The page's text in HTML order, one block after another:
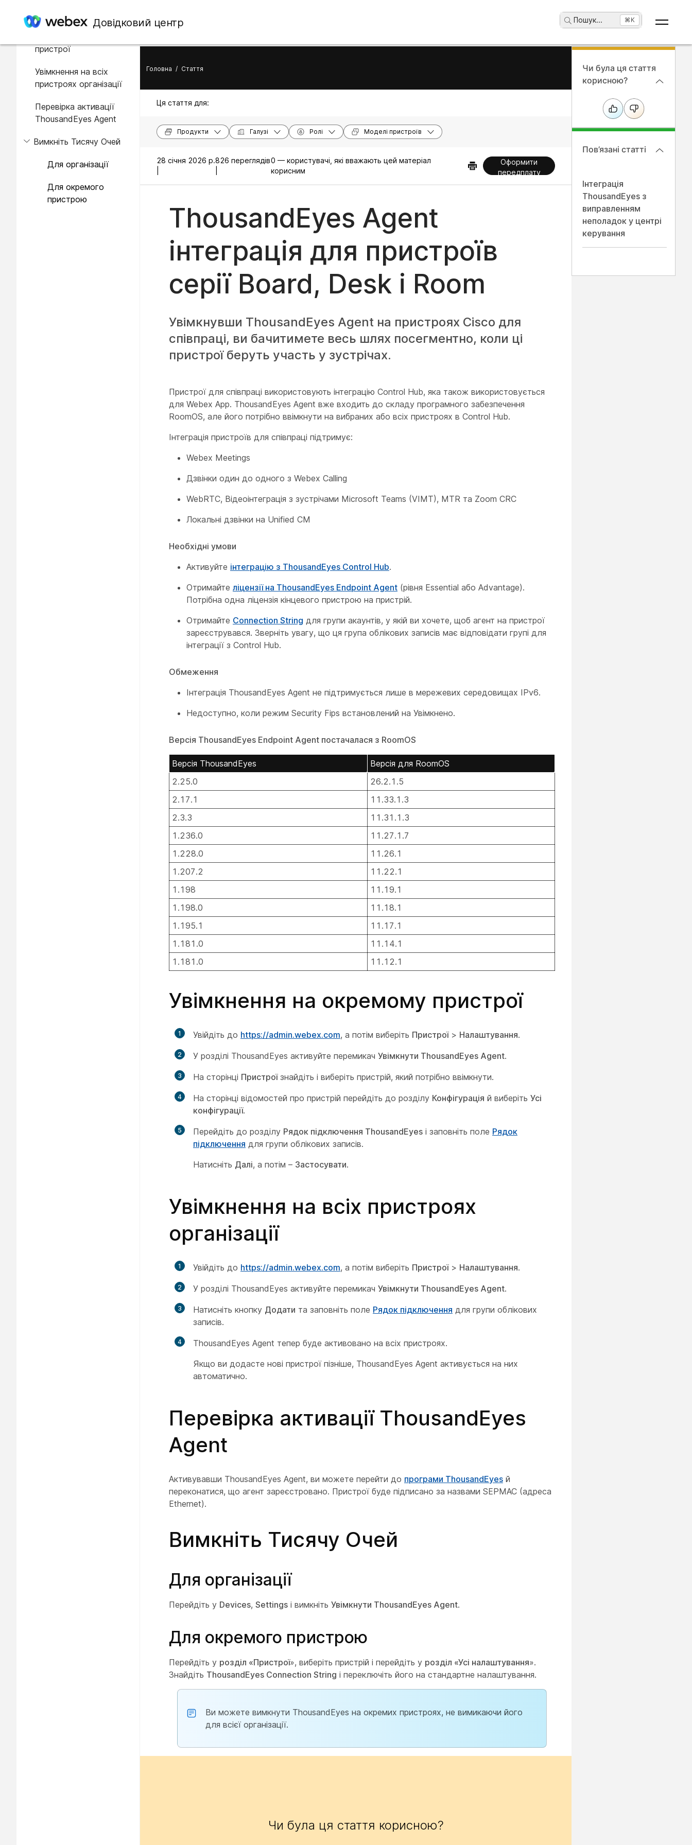
Довідковий центр Пошук... ⌘K
У цій статті
пристрої
Увімкнення на всіх
пристроях організації
Перевірка активації
ThousandEyes Agent
Вимкніть Тисячу Очей
Для організації
Для окремого
пристрою
Головна / Стаття
Ця стаття для:
Продукти Галузі Ролі Моделі пристроїв
28 січня 2026 р.826 переглядів0 — користувачі, які вважають цей матеріал
корисним
Оформити
передплату
ThousandEyes Agent
інтеграція для пристроїв
серії Board, Desk і Room
Увімкнувши ThousandEyes Agent на пристроях Cisco для
співпраці, ви бачитимете весь шлях посегментно, коли ці
пристрої беруть участь у зустрічах.
Пристрої для співпраці використовують інтеграцію Control Hub, яка також використовується
для Webex App. ThousandEyes Agent вже входить до складу програмного забезпечення
RoomOS, але його потрібно ввімкнути на вибраних або всіх пристроях в Control Hub.
Інтеграція пристроїв для співпраці підтримує:
Webex Meetings
Дзвінки один до одного з Webex Calling
WebRTC, Відеоінтеграція з зустрічами Microsoft Teams (VIMT), MTR та Zoom CRC
Локальні дзвінки на Unified CM
Необхідні умови
Активуйте інтеграцію з ThousandEyes Control Hub.
Отримайте ліцензії на ThousandEyes Endpoint Agent (рівня Essential або Advantage).
Потрібна одна ліцензія кінцевого пристрою на пристрій.
Отримайте Connection String для групи акаунтів, у якій ви хочете, щоб агент на пристрої
зареєструвався. Зверніть увагу, що ця група облікових записів має відповідати групі для
інтеграції з Control Hub.
Обмеження
Інтеграція ThousandEyes Agent не підтримується лише в мережевих середовищах IPv6.
Недоступно, коли режим Security Fips встановлений на Увімкнено.
Версія ThousandEyes Endpoint Agent постачалася з RoomOS
Версія ThousandEyes
Версія для RoomOS
2.25.0
26.2.1.5
2.17.1
11.33.1.3
2.3.3
11.31.1.3
1.236.0
11.27.1.7
1.228.0
11.26.1
1.207.2
11.22.1
1.198
11.19.1
1.198.0
11.18.1
1.195.1
11.17.1
1.181.0
11.14.1
1.181.0
11.12.1
Увімкнення на окремому пристрої
1 Увійдіть до https://admin.webex.com, а потім виберіть Пристрої> Налаштування.
2 У розділі ThousandEyes активуйте перемикач Увімкнути ThousandEyes Agent.
3 На сторінці Пристроїзнайдіть і виберіть пристрій, який потрібно ввімкнути.
4 На сторінці відомостей про пристрій перейдіть до розділу Конфігурація й виберіть Усі
конфігурації.
5 Перейдіть до розділу Рядок підключення ThousandEyes і заповніть поле Рядок
підключення для групи облікових записів.
Натисніть Далі, а потім – Застосувати.
Увімкнення на всіх пристроях
організації
1 Увійдіть до https://admin.webex.com, а потім виберіть Пристрої> Налаштування.
2 У розділі ThousandEyes активуйте перемикач Увімкнути ThousandEyes Agent.
3 Натисніть кнопку Додати та заповніть поле Рядок підключення для групи облікових
записів.
4
ThousandEyes Agent тепер буде активовано на всіх пристроях.
Якщо ви додасте нові пристрої пізніше, ThousandEyes Agent активується на них
автоматично.
Перевірка активації ThousandEyes
Agent
Активувавши ThousandEyes Agent, ви можете перейти до програми ThousandEyes й
переконатися, що агент зареєстровано. Пристрої буде підписано за назвами SEPMAC (адреса
Ethernet).
Вимкніть Тисячу Очей
Для організації
Перейдіть у Devices, Settings і вимкніть Увімкнути ThousandEyes Agent.
Для окремого пристрою
Перейдіть у розділ «Пристрої», виберіть пристрій і перейдіть у розділ «Усі налаштування».
Знайдіть ThousandEyes Connection String і переключіть його на стандартне налаштування.
Ви можете вимкнути ThousandEyes на окремих пристроях, не вимикаючи його
для всієї організації.
Чи була ця стаття корисною?
Чи була ця стаття
корисною?
Пов’язані статті
Інтеграція
ThousandEyes з
виправленням
неполадок у центрі
керування